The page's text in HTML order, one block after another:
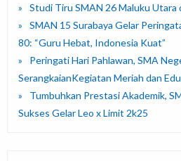
Studi Tiru SMAN 26 Maluku Utara
SMAN 15 Surabaya Gelar
80: “Guru Hebat, Indonesia Kuat”
Peringati Hari Pahlawan, SMA
SerangkaianKegiatan Meriah dan
Tumbuhkan Prestasi Akademik,
Sukses Gelar Leo x Limit 2k25